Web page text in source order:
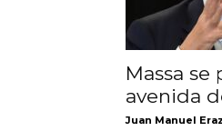
Massa se
avenida
Juan Manuel